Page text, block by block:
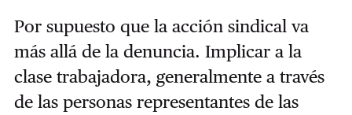
Por supuesto que la acción sindical va
más allá de la denuncia. Implicar a la
clase trabajadora, generalmente a través
de las personas representantes de las